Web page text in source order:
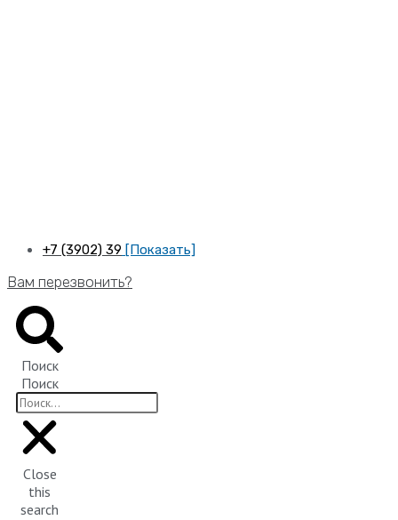
+7 (3902) 39 [Показать]
Вам перезвонить?
Поиск
Поиск
Close
this
search